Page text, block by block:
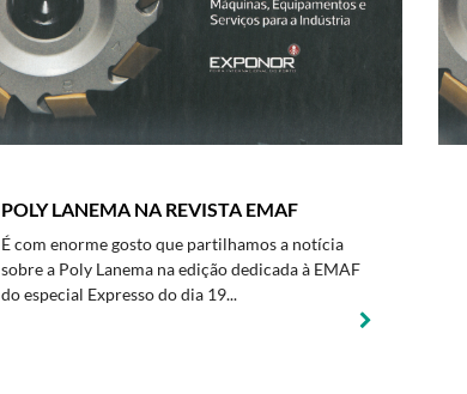
POLY LANEMA NA REVISTA EMAF
É com enorme gosto que partilhamos a notícia
sobre a Poly Lanema na edição dedicada à EMAF
do especial Expresso do dia 19...